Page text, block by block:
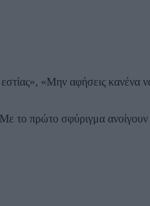
«Μην αφήσεις
το πρώτο σφύριγμα ανοίγουν